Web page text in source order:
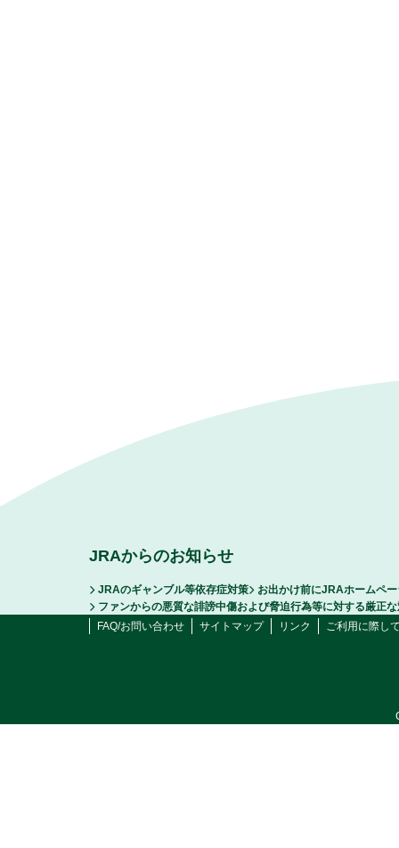
JRAからのお知らせ
JRAのギャンブル等依存症対策
お出かけ前にJRAホームペ
ファンからの悪質な誹謗中傷および脅迫行為等に対する厳正
FAQ/お問い合わせ
サイトマップ リンク ご利用に際し